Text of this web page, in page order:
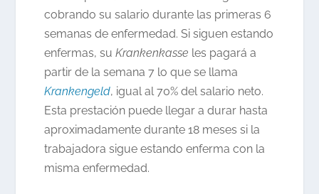
cobrando su salario durante las primeras 6
semanas de enfermedad. Si siguen estando
enfermas, suKrankenkasse les pagará a
partir de la semana 7 lo que se llama
Krankengeld, igual al 70% del salario neto.
Esta prestación puede llegar a durar hasta
aproximadamente durante 18 meses si la
trabajadora sigue estando enferma con la
misma enfermedad.